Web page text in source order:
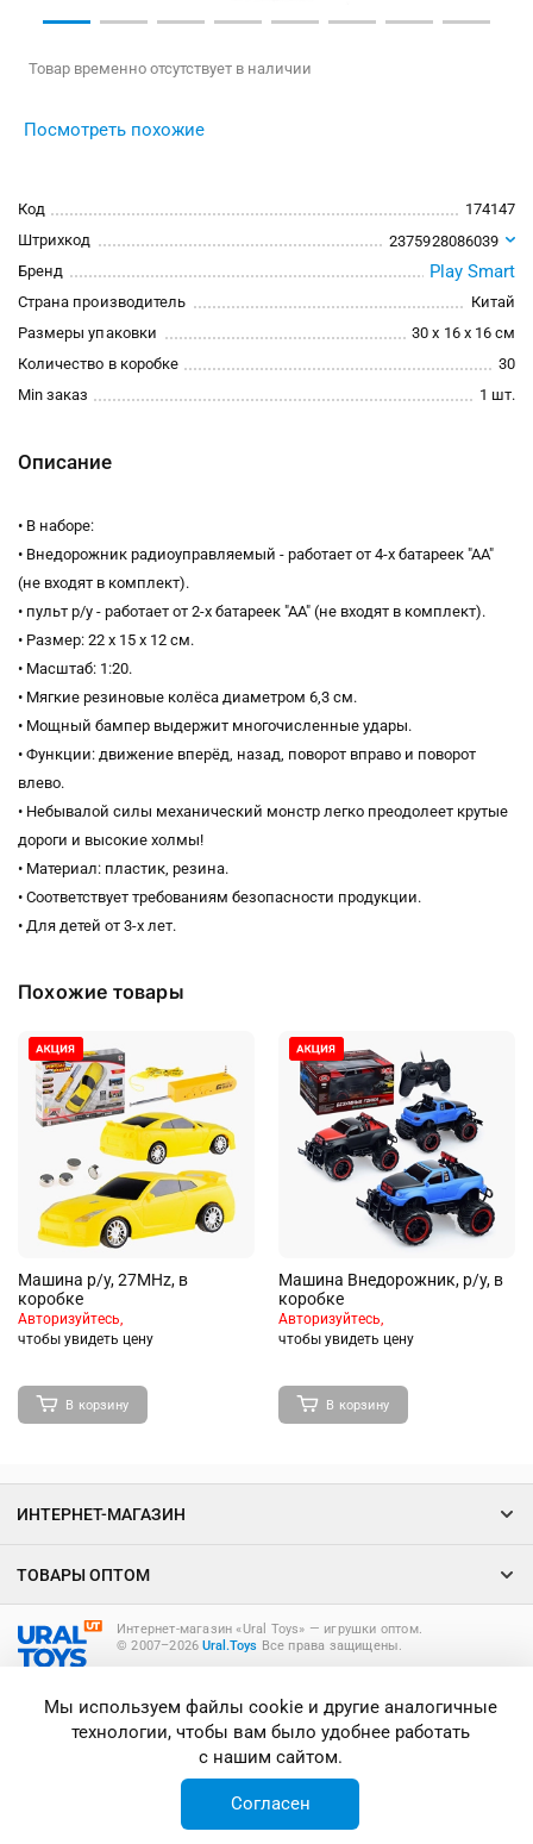
Товар временно отсутствует в наличии
Посмотреть похожие
Код
174147
Штрихкод
2375928086039
Бренд
Play Smart
Страна производитель
Китай
Размеры упаковки
30 x 16 x 16 см
Количество в коробке
30
Min заказ
1 шт.
Описание
• В наборе:
• Внедорожник радиоуправляемый - работает от 4-х батареек "АА"
(не входят в комплект).
• пульт р/у - работает от 2-х батареек "АА" (не входят в комплект).
• Размер: 22 х 15 х 12 см.
• Масштаб: 1:20.
• Мягкие резиновые колёса диаметром 6,3 см.
• Мощный бампер выдержит многочисленные удары.
• Функции: движение вперёд, назад, поворот вправо и поворот
влево.
• Небывалой силы механический монстр легко преодолеет крутые
дороги и высокие холмы!
• Материал: пластик, резина.
• Соответствует требованиям безопасности продукции.
• Для детей от 3-х лет.
Похожие товары
Машина р/у, 27MHz, в
коробке
Авторизуйтесь,
чтобы увидеть цену
В корзину
Машина Внедорожник, р/у, в
коробке
Авторизуйтесь,
чтобы увидеть цену
В корзину
Интернет-магазин «Ural Toys» ― игрушки оптом.
© 2007–2026Ural.Toys Все права защищены.
ИНТЕРНЕТ-МАГАЗИН
ТОВАРЫ ОПТОМ
Мы используем файлы cookie и другие аналогичные
технологии, чтобы вам было удобнее работать
с нашим сайтом.
Согласен
Корзина